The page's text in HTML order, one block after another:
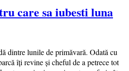
care sa iubesti luna
dintre lunile de primăvară. Odată cu
îți revine și cheful de a petrece tot